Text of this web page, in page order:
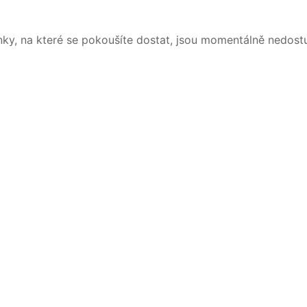
na které se pokoušíte dostat, jsou momentálně